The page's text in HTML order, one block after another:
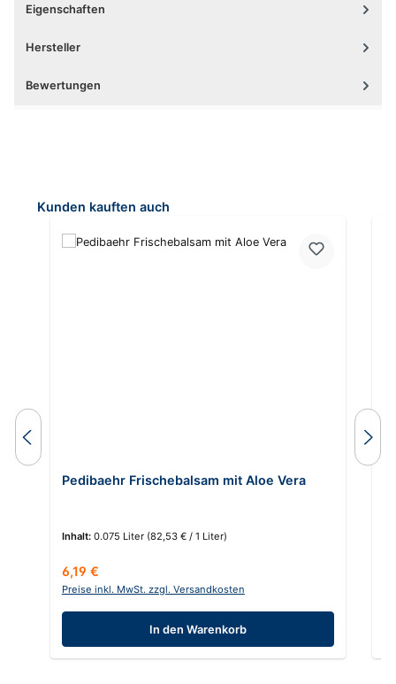
Eigenschaften
Hersteller
Bewertungen
Produktgalerie überspringen
Kunden kauften auch
Pedibaehr Frischebalsam mit Aloe Vera
Inhalt: 0.075 Liter (82,53 € / 1 Liter)
Regulärer Preis:
6,19 €
Preise inkl. MwSt. zzgl. Versandkosten
In den Warenkorb